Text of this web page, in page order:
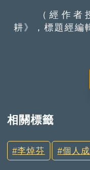
（經作者授
耕》，標題經編
相關標籤
李焯芬 個人